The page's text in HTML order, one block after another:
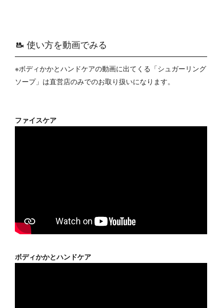
使い方を動画でみる
※ボディかかとハンドケアの動画に出てくる「シュガーリング
ソープ」は直営店のみでのお取り扱いになります。
ファイスケア
ボディかかとハンドケア